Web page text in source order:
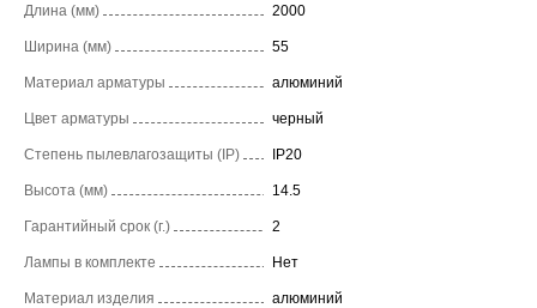
Длина (мм) 2000
Ширина (мм) 55
Материал арматуры алюминий
Цвет арматуры черный
Степень пылевлагозащиты (IP) IP20
Высота (мм) 14.5
Гарантийный срок (г.) 2
Лампы в комплекте Нет
Материал изделия алюминий